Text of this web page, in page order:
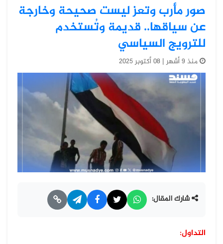
صور مأرب وتعز ليست صحيحة وخارجة
عن سياقها.. قديمة وتُستخدم
للترويج السياسي
منذ 9 أشهر | 08 أكتوبر 2025
شارك المقال:
التداول: